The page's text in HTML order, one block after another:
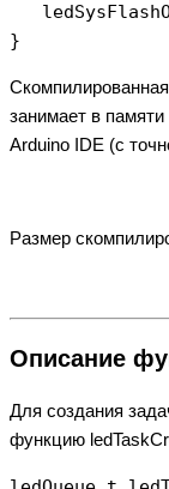
занимает в памяти
Arduino IDE (с
Размер
Описание
Для создания
функцию